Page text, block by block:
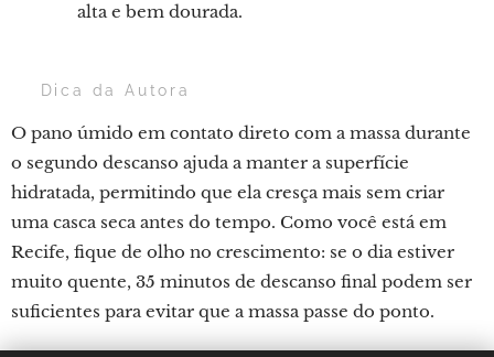
alta e bem dourada.
💡 Dica da Autora
O pano úmido em contato direto com a massa durante
o segundo descanso ajuda a manter a superfície
hidratada, permitindo que ela cresça mais sem criar
uma casca seca antes do tempo. Como você está em
Recife, fique de olho no crescimento: se o dia estiver
muito quente, 35 minutos de descanso final podem ser
suficientes para evitar que a massa passe do ponto.